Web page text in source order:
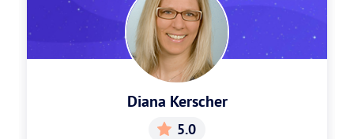
Diana Kerscher
5.0